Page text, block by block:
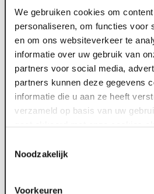
We gebruiken cookies om
personaliseren, om functies voor
en om ons websiteverkeer te
informatie over uw gebruik van
partners voor social media,
partners kunnen deze gegevens
informatie die u aan ze heeft
verzameld op basis van uw
gaat akkoord met onze cookies
Noodzakelijk
Voorkeuren
De Uitvinders (Venlo)
Leuk voor de hele familie:
Het Zwanenmeer (Venray)
Sinterklaasspektakel (Venlo)